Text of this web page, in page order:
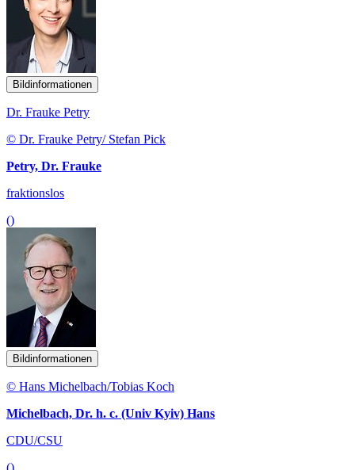
Bildinformationen
Dr. Frauke Petry
© Dr. Frauke Petry/ Stefan Pick
Petry, Dr. Frauke
fraktionslos
()
Bildinformationen
© Hans Michelbach/Tobias Koch
Michelbach, Dr. h. c. (Univ Kyiv) Hans
CDU/CSU
()